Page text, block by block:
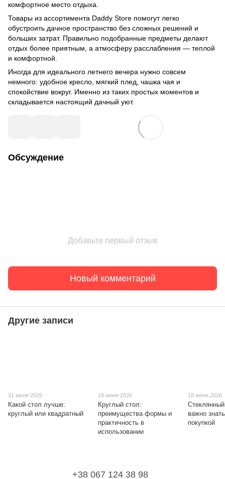
комфортное место отдыха.
Товары из ассортимента Daddy Store помогут легко
обустроить дачное пространство без сложных решений и
больших затрат. Правильно подобранные предметы делают
отдых более приятным, а атмосферу расслабления — теплой
и комфортной.
Иногда для идеального летнего вечера нужно совсем
немного: удобное кресло, мягкий плед, чашка чая и
спокойствие вокруг. Именно из таких простых моментов и
складывается настоящий дачный уют.
Обсуждение
Добавьте первый отзыв
Новый комментарий
Другие записи
31 июля 2026
Какой стол лучше:
круглый или квадратный
18 июня 2026
Круглый стол:
преимущества формы и
практичность в
использовании
18 июня 2026
важно
покупкой
+38 067 124 38 98